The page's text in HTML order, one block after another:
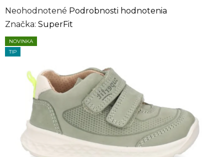
Priemerné
hodnotenie
produktu
je
hviezdičiek.
Neohodnotené Podrobnosti hodnotenia
Značka: SuperFit
NOVINKA
TIP